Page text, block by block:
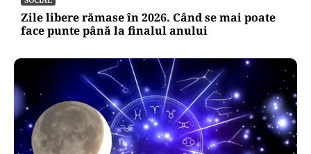
Zile libere rămase în 2026. Când se mai poate
face punte până la finalul anului